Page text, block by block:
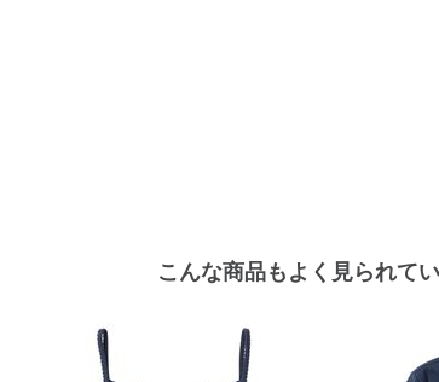
こんな商品もよく見られて